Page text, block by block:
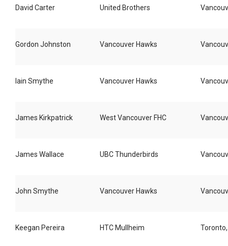
David Carter United Brothers
Gordon Johnston Vancouver Hawks
Iain Smythe Vancouver Hawks
James Kirkpatrick West Vancouver FHC
James Wallace UBC Thunderbirds
John Smythe Vancouver Hawks
Keegan Pereira HTC Mullheim Toronto,